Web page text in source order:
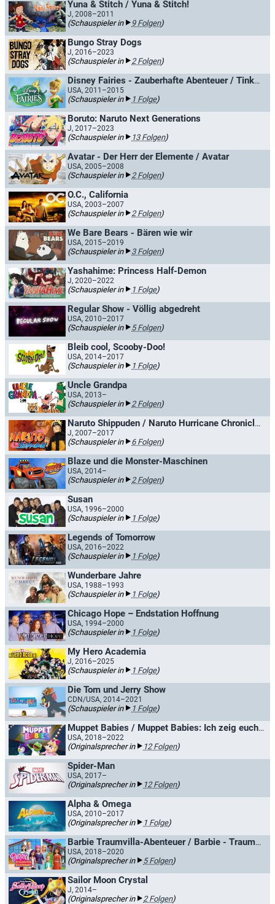
Yuna & Stitch / Yuna & Stitch!
J, 2008–2011
(Schauspieler in 9 Folgen)
Bungo Stray Dogs
J, 2016–2023
(Schauspieler in 2 Folgen)
Disney Fairies - Zauberhafte Abenteuer / TinkerBell
USA, 2011–2015
(Schauspieler in 1 Folge)
Boruto: Naruto Next Generations
J, 2017–2023
(Schauspieler in 13 Folgen)
Avatar - Der Herr der Elemente / Avatar
USA, 2005–2008
(Schauspieler in 2 Folgen)
O.C., California
USA, 2003–2007
(Schauspieler in 2 Folgen)
We Bare Bears - Bären wie wir
USA, 2015–2019
(Schauspieler in 3 Folgen)
Yashahime: Princess Half-Demon
J, 2020–2022
(Schauspieler in 1 Folge)
Regular Show - Völlig abgedreht
USA, 2010–2017
(Schauspieler in 5 Folgen)
Bleib cool, Scooby-Doo!
USA, 2014–2017
(Schauspieler in 1 Folge)
Uncle Grandpa
USA, 2013–
(Schauspieler in 2 Folgen)
Naruto Shippuden / Naruto Hurricane Chronicles
J, 2007–2017
(Schauspieler in 6 Folgen)
Blaze und die Monster-Maschinen
USA, 2014–
(Schauspieler in 2 Folgen)
Susan
USA, 1996–2000
(Schauspieler in 1 Folge)
Legends of Tomorrow
USA, 2016–2022
(Schauspieler in 1 Folge)
Wunderbare Jahre
USA, 1988–1993
(Schauspieler in 1 Folge)
Chicago Hope – Endstation Hoffnung
USA, 1994–2000
(Schauspieler in 1 Folge)
My Hero Academia
J, 2016–2025
(Schauspieler in 1 Folge)
Die Tom und Jerry Show
CDN/USA, 2014–2021
(Schauspieler in 1 Folge)
Muppet Babies / Muppet Babies: Ich zeig euch was
USA, 2018–2022
(Originalsprecher in 12 Folgen)
Spider-Man
USA, 2017–
(Originalsprecher in 12 Folgen)
Alpha & Omega
USA, 2010–2017
(Originalsprecher in 1 Folge)
Barbie Traumvilla-Abenteuer / Barbie - Traumvilla-Abenteuer
USA, 2018–2020
(Originalsprecher in 5 Folgen)
Sailor Moon Crystal
J, 2014–
(Originalsprecher in 2 Folgen)